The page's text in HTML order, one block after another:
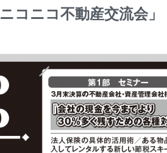
コニコ不動産交流会」